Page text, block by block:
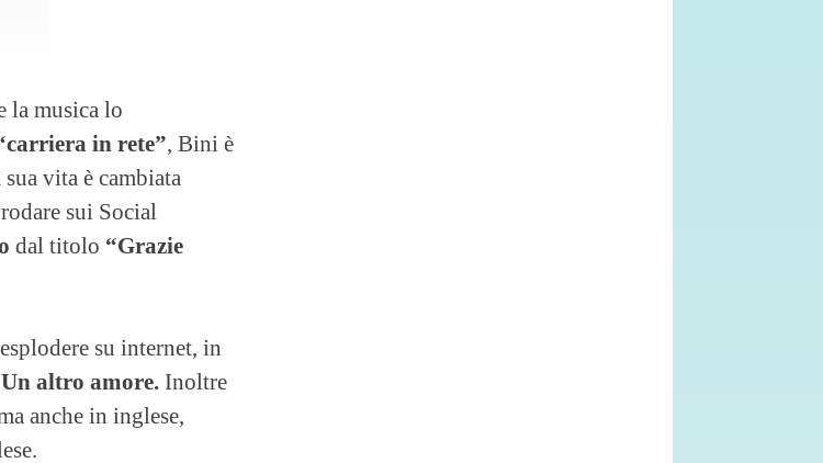
la musica lo
in rete”, Bini è
vita è cambiata
sui Social
dal titolo “Grazie
su internet, in
altro amore. Inoltre
anche in inglese,